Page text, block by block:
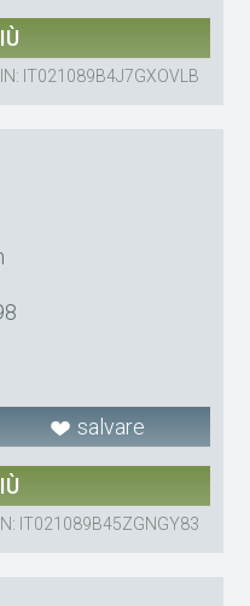
IT021089B4J7GXOVLB
salvare
IT021089B45ZGNGY83